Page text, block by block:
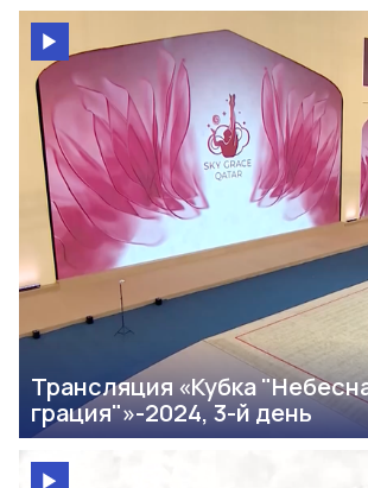
Трансляция «Кубка
грация"»-2024, 3-й день